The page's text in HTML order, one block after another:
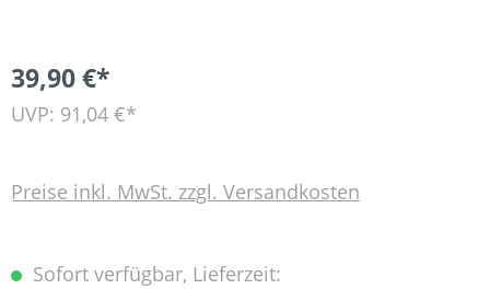
39,90 €*
UVP: 91,04 €*
Preise inkl. MwSt. zzgl. Versandkosten
Sofort verfügbar, Lieferzeit: